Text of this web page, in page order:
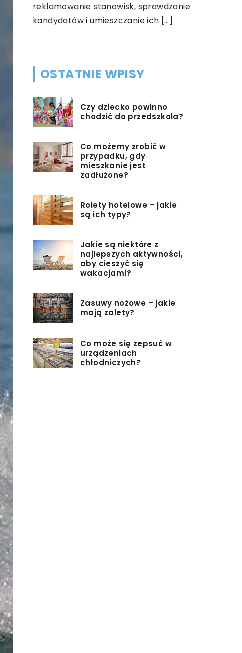
reklamowanie stanowisk, sprawdzanie
kandydatów i umieszczanie ich […]
OSTATNIE WPISY
Czy dziecko powinno
chodzić do przedszkola?
Co możemy zrobić w
przypadku, gdy
mieszkanie jest
zadłużone?
Rolety hotelowe – jakie
są ich typy?
Jakie są niektóre z
najlepszych aktywności,
aby cieszyć się
wakacjami?
Zasuwy nożowe – jakie
mają zalety?
Co może się zepsuć w
urządzeniach
chłodniczych?